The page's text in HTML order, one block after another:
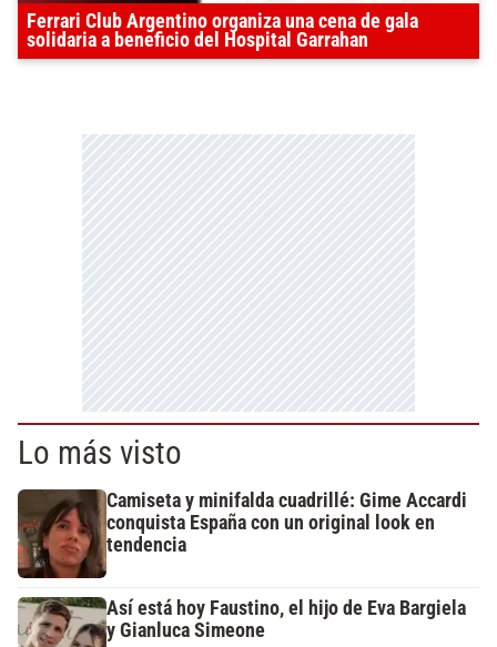
Ferrari Club Argentino organiza una cena de gala
solidaria a beneficio del Hospital Garrahan
Lo más visto
Camiseta y minifalda cuadrillé: Gime Accardi
conquista España con un original look en
tendencia
Así está hoy Faustino, el hijo de Eva Bargiela
y Gianluca Simeone